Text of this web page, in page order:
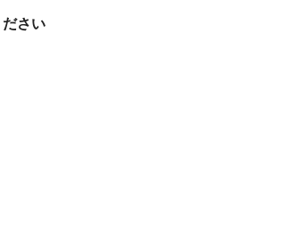
ださい